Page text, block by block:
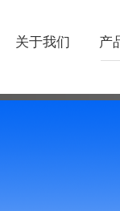
关于我们 产